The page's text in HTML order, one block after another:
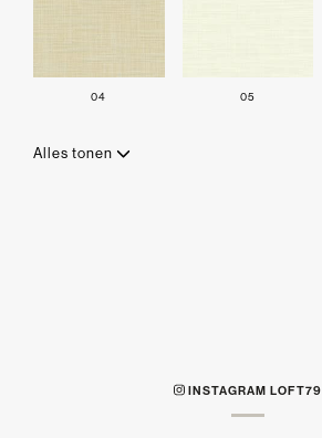
04 05
Alles tonen
INSTAGRAM LOFT79